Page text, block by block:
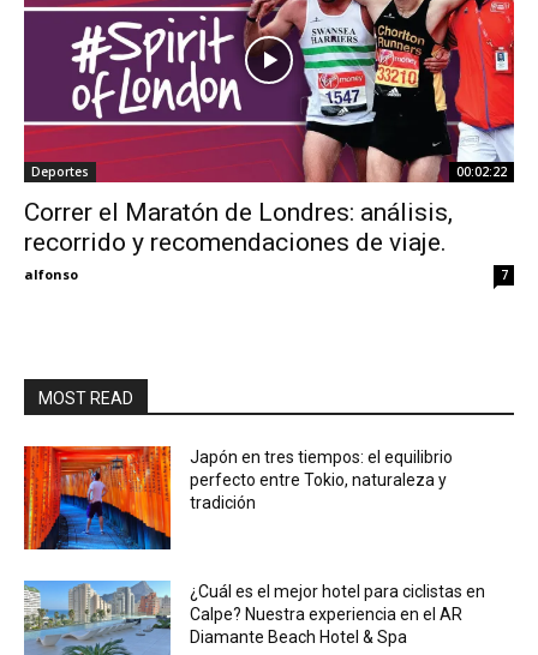
Thru
My
Eyes
Deportes 00:02:22
Correr el Maratón de Londres: análisis,
recorrido y recomendaciones de viaje.
alfonso 7
MOST READ
Japón en tres tiempos: el equilibrio
perfecto entre Tokio, naturaleza y
tradición
¿Cuál es el mejor hotel para ciclistas en
Calpe? Nuestra experiencia en el AR
Diamante Beach Hotel & Spa